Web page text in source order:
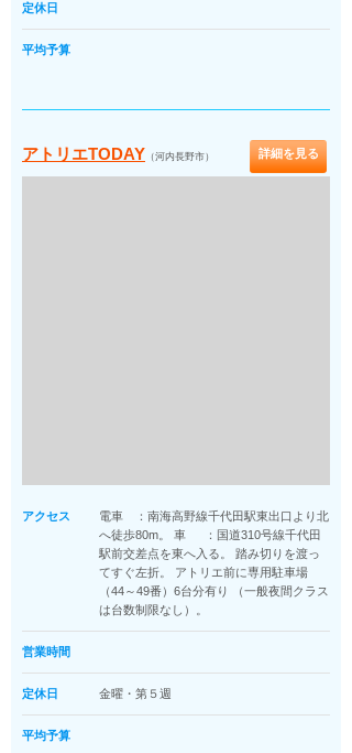
定休日
平均予算
アトリエTODAY （河内長野市） 詳細を見る
アクセス
電車 ：南海高野線千代田駅東出口より北
へ徒歩80m。 車 ：国道310号線千代田
駅前交差点を東へ入る。 踏み切りを渡っ
てすぐ左折。 アトリエ前に専用駐車場
（44～49番）6台分有り （一般夜間クラス
は台数制限なし）。
営業時間
定休日 金曜・第５週
平均予算